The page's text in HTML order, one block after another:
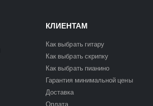
КЛИЕНТАМ
Как выбрать гитару
Как выбрать скрипку
Как выбрать пианино
Гарантия минимальной цены
Доставка